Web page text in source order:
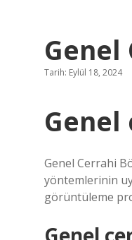
Genel
Tarih: Eylül 18, 2024
Genel Cerrahi
yöntemlerinin
görüntüleme